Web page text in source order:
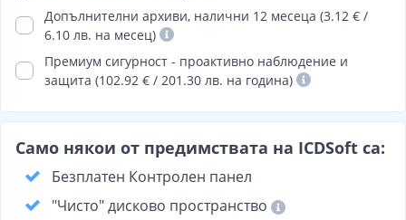
Допълнителни архиви, налични 12 месеца (3.12 € /
6.10 лв. на месец)
Премиум сигурност - проактивно наблюдение и
защита (102.92 € / 201.30 лв. на година)
Само някои от предимствата на ICDSoft са:
Безплатен Контролен панел
"Чисто" дисково пространство